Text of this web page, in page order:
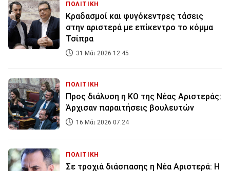
ΠΟΛΙΤΙΚΗ
Κραδασμοί και φυγόκεντρες τάσεις
στην αριστερά με επίκεντρο το κόμμα
Τσίπρα
31 Μάι 2026 12:45
ΠΟΛΙΤΙΚΗ
Προς διάλυση η ΚΟ της Νέας Αριστεράς:
Άρχισαν παραιτήσεις βουλευτών
16 Μάι 2026 07:24
ΠΟΛΙΤΙΚΗ
Σε τροχιά διάσπασης η Νέα Αριστερά: Η